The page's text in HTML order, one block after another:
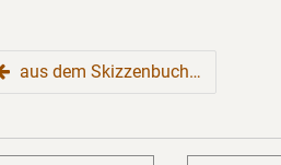
BEITRAGSNAVIGATIONaus dem Skizzenbuch…